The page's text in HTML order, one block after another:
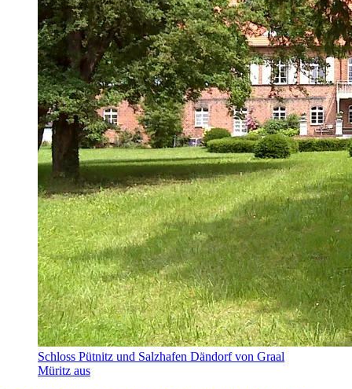
Schloss Pütnitz und Salzhafen Dändorf von Graal
Müritz aus